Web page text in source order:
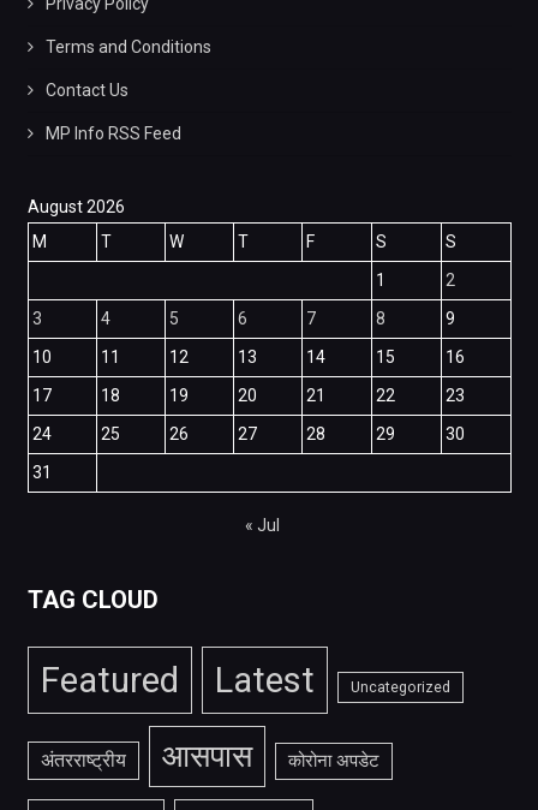
Privacy Policy
Terms and Conditions
Contact Us
MP Info RSS Feed
August 2026
M
T W T F S
S
1
2
3
4 5 6 7 8
9
10
11 12 13 14 15
16
17
18 19 20 21 22
23
24
25 26 27 28 29
30
31
« Jul
TAG CLOUD
Featured Latest Uncategorized
अंतरराष्ट्रीय आसपास कोरोना अपडेट